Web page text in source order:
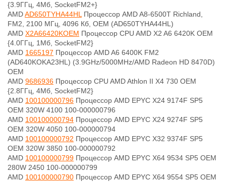
{3.9ГГц, 4Мб, SocketFM2+}
AMDAD650TYHA44HLПроцессор AMD A8-6500T Richland,
FM2, 2100 МГц, 4096 Кб, OEM (AD650TYHA44HL)
AMD X2A66420KOEM Процессор CPU AMD X2 A6 6420K OEM
{4.0ГГц, 1Мб, SocketFM2}
AMD 1665197 Процессор AMD A6 6400K FM2
(AD640KOKA23HL) (3.9GHz/5000MHz/AMD Radeon HD 8470D)
OEM
AMD 9686936 Процессор CPU AMD Athlon II X4 730 OEM
{2.8ГГц, 4Мб, SocketFM2}
AMD 100100000796 Процессор AMD EPYC X24 9174F SP5
OEM 320W 4100 100-000000796
AMD 100100000794 Процессор AMD EPYC X24 9274F SP5
OEM 320W 4050 100-000000794
AMD 100100000792 Процессор AMD EPYC X32 9374F SP5
OEM 320W 3850 100-000000792
AMD 100100000799 Процессор AMD EPYC X64 9534 SP5 OEM
280W 2450 100-000000799
AMD 100100000790 Процессор AMD EPYC X64 9554 SP5 OEM